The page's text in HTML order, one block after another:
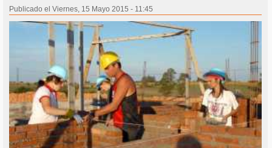
Publicado el Viernes, 15 Mayo 2015 - 11:45